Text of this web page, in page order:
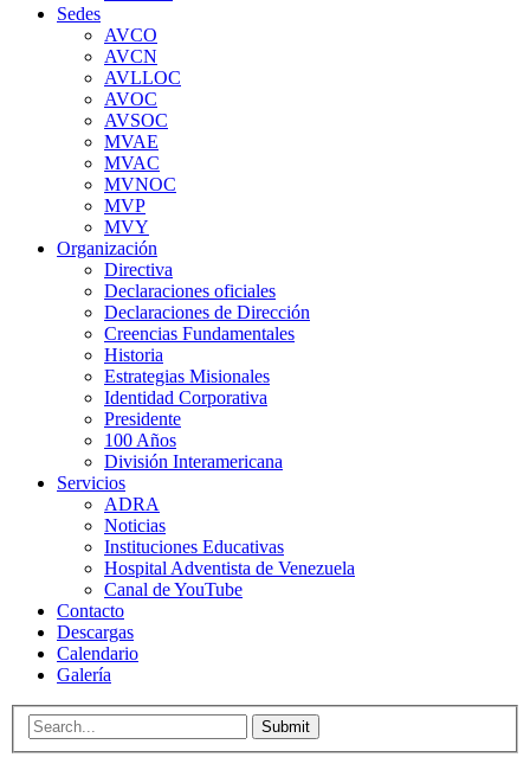
Sedes
AVCO
AVCN
AVLLOC
AVOC
AVSOC
MVAE
MVAC
MVNOC
MVP
MVY
Organización
Directiva
Declaraciones oficiales
Declaraciones de Dirección
Creencias Fundamentales
Historia
Estrategias Misionales
Identidad Corporativa
Presidente
100 Años
División Interamericana
Servicios
ADRA
Noticias
Instituciones Educativas
Hospital Adventista de Venezuela
Canal de YouTube
Contacto
Descargas
Calendario
Galería
Submit